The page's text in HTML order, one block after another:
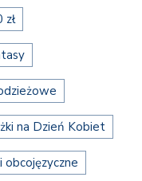
zł
na Dzień Kobiet
obcojęzyczne